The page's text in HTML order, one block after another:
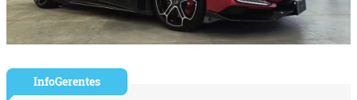
InfoGerentes